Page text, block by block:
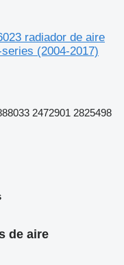
radiador de aire
(2004-2017)
2472901 2825498
de aire